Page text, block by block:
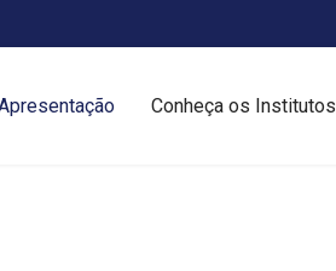
Conheça os Institutos